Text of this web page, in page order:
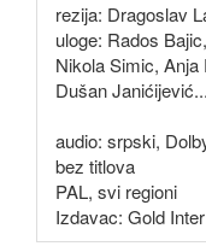
rezija: Dragoslav
uloge: Rados
Nikola Simic,
Dušan Janićijević...
audio: srpski,
bez titlova
PAL, svi regioni
Izdavac: Gold